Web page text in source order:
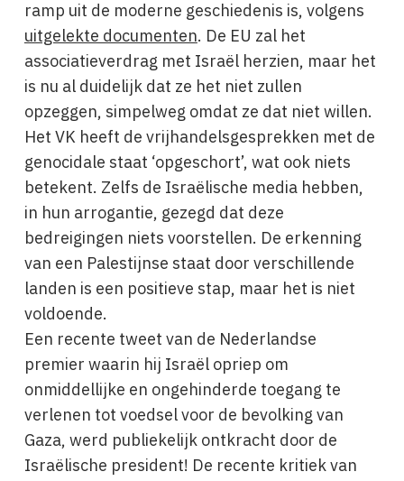
ramp uit de moderne geschiedenis is, volgens
uitgelekte documenten. De EU zal het
associatieverdrag met Israël herzien, maar het
is nu al duidelijk dat ze het niet zullen
opzeggen, simpelweg omdat ze dat niet willen.
Het VK heeft de vrijhandelsgesprekken met de
genocidale staat ‘opgeschort’, wat ook niets
betekent. Zelfs de Israëlische media hebben,
in hun arrogantie, gezegd dat deze
bedreigingen niets voorstellen. De erkenning
van een Palestijnse staat door verschillende
landen is een positieve stap, maar het is niet
voldoende.
Een recente tweet van de Nederlandse
premier waarin hij Israël opriep om
onmiddellijke en ongehinderde toegang te
verlenen tot voedsel voor de bevolking van
Gaza, werd publiekelijk ontkracht door de
Israëlische president! De recente kritiek van